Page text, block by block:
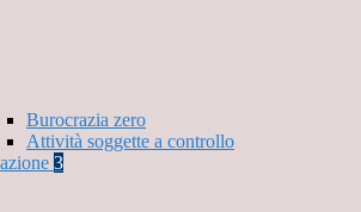
Burocrazia zero
Attività soggette a controllo
3